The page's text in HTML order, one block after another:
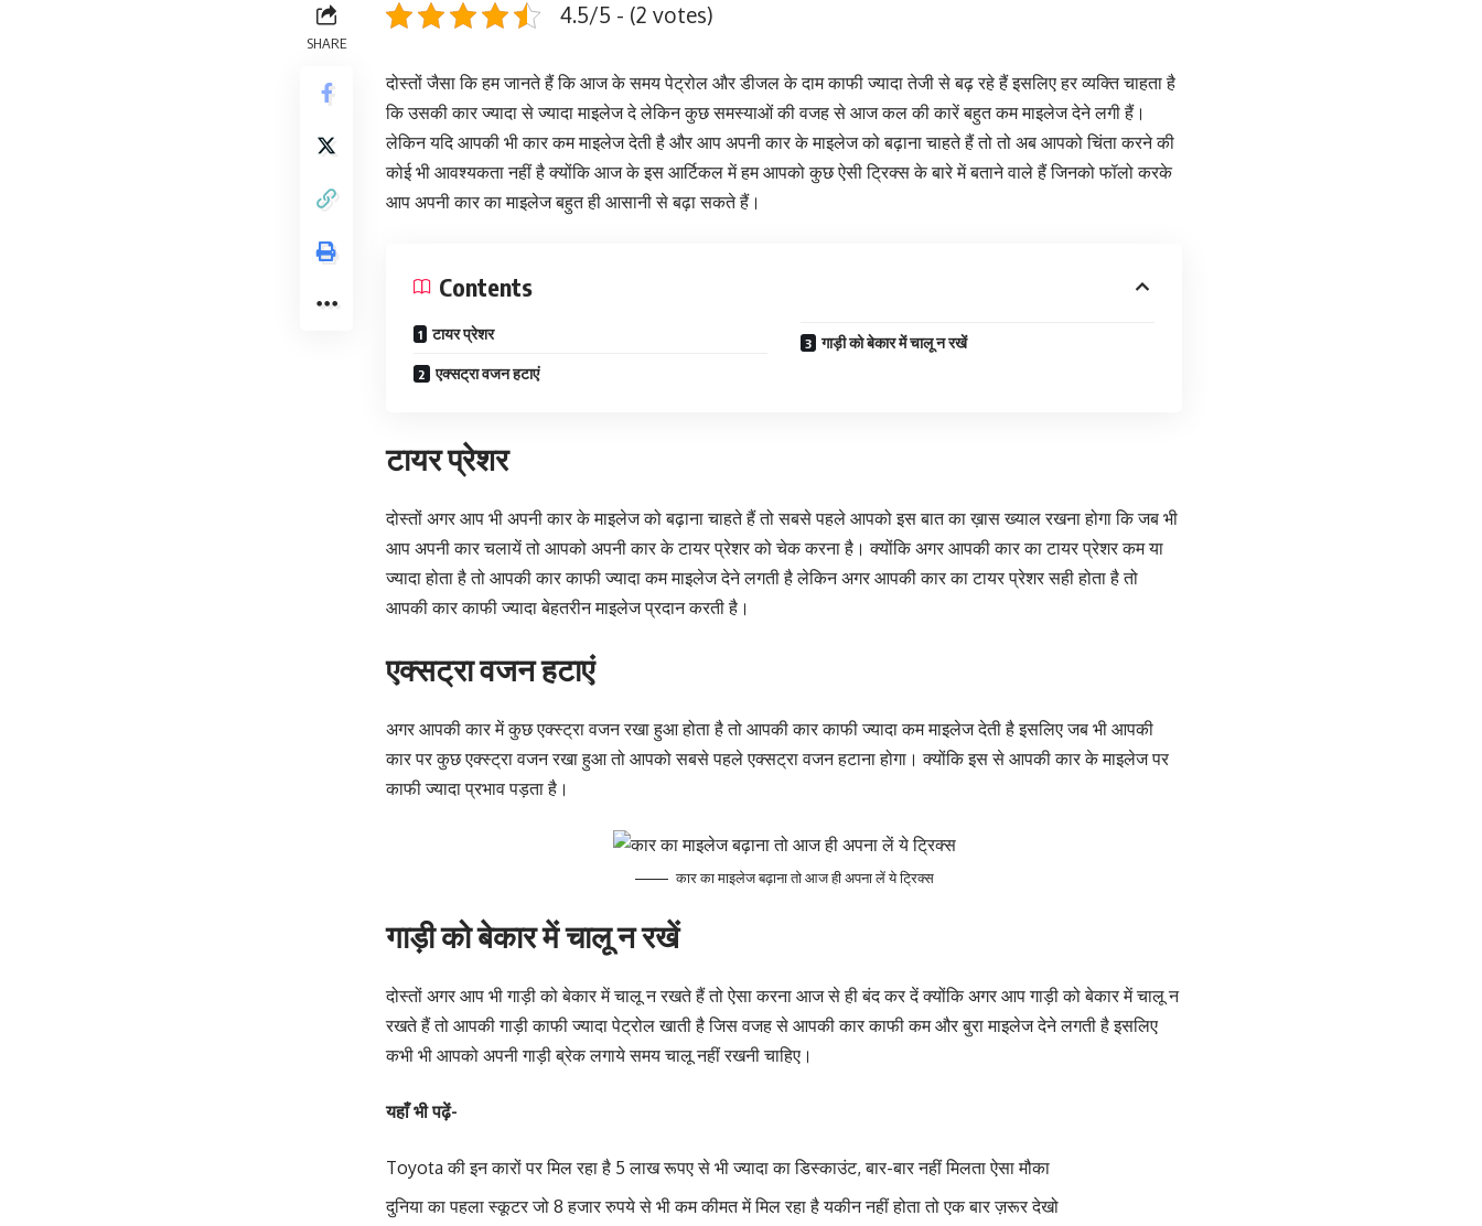
SHARE
4.5/5 - (2 votes)
दोस्तों जैसा कि हम जानते हैं कि आज के समय पेट्रोल और डीजल के दाम काफी ज्यादा तेजी से बढ़ रहे हैं इसलिए हर व्यक्ति चाहता है
कि उसकी कार ज्यादा से ज्यादा माइलेज दे लेकिन कुछ समस्याओं की वजह से आज कल की कारें बहुत कम माइलेज देने लगी हैं।
लेकिन यदि आपकी भी कार कम माइलेज देती है और आप अपनी कार के माइलेज को बढ़ाना चाहते हैं तो तो अब आपको चिंता करने की
कोई भी आवश्यकता नहीं है क्योंकि आज के इस आर्टिकल में हम आपको कुछ ऐसी ट्रिक्स के बारे में बताने वाले हैं जिनको फॉलो करके
आप अपनी कार का माइलेज बहुत ही आसानी से बढ़ा सकते हैं।
Contents
टायर प्रेशर
एक्सट्रा वजन हटाएं
गाड़ी को बेकार में चालू न रखें
टायर प्रेशर
दोस्तों अगर आप भी अपनी कार के माइलेज को बढ़ाना चाहते हैं तो सबसे पहले आपको इस बात का ख़ास ख्याल रखना होगा कि जब भी
आप अपनी कार चलायें तो आपको अपनी कार के टायर प्रेशर को चेक करना है। क्योंकि अगर आपकी कार का टायर प्रेशर कम या
ज्यादा होता है तो आपकी कार काफी ज्यादा कम माइलेज देने लगती है लेकिन अगर आपकी कार का टायर प्रेशर सही होता है तो
आपकी कार काफी ज्यादा बेहतरीन माइलेज प्रदान करती है।
एक्सट्रा वजन हटाएं
अगर आपकी कार में कुछ एक्स्ट्रा वजन रखा हुआ होता है तो आपकी कार काफी ज्यादा कम माइलेज देती है इसलिए जब भी आपकी
कार पर कुछ एक्स्ट्रा वजन रखा हुआ तो आपको सबसे पहले एक्सट्रा वजन हटाना होगा। क्योंकि इस से आपकी कार के माइलेज पर
काफी ज्यादा प्रभाव पड़ता है।
कार का माइलेज बढ़ाना तो आज ही अपना लें ये ट्रिक्स
गाड़ी को बेकार में चालू न रखें
दोस्तों अगर आप भी गाड़ी को बेकार में चालू न रखते हैं तो ऐसा करना आज से ही बंद कर दें क्योंकि अगर आप गाड़ी को बेकार में चालू न
रखते हैं तो आपकी गाड़ी काफी ज्यादा पेट्रोल खाती है जिस वजह से आपकी कार काफी कम और बुरा माइलेज देने लगती है इसलिए
कभी भी आपको अपनी गाड़ी ब्रेक लगाये समय चालू नहीं रखनी चाहिए।
यहाँ भी पढ़ें-
Toyota की इन कारों पर मिल रहा है 5 लाख रूपए से भी ज्यादा का डिस्काउंट, बार-बार नहीं मिलता ऐसा मौका
दुनिया का पहला स्कूटर जो 8 हजार रुपये से भी कम कीमत में मिल रहा है यकीन नहीं होता तो एक बार ज़रूर देखो